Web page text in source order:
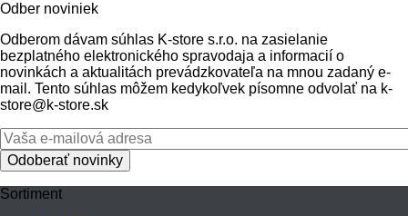
Odber noviniek
Odberom dávam súhlas K-store s.r.o. na zasielanie
bezplatného elektronického spravodaja a informacií o
novinkách a aktualitách prevádzkovateľa na mnou zadaný e-
mail. Tento súhlas môžem kedykoľvek písomne odvolať na k-
store@k-store.sk
Sortiment